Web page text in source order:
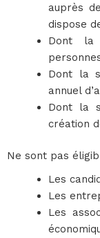
auprès
dispose
Dont la
Dont la
annuel
Dont la
création
Ne sont pas
Les
Les
Les